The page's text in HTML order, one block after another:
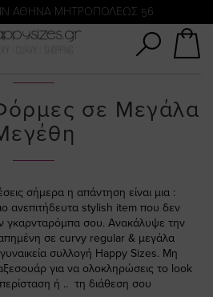
ΑΘΗΝΑ ΜΗΤΡΟΠΟΛΕΩΣ 56
σε Μεγάλα
σήμερα η απάντηση είναι μια :
ανεπιτήδευτα stylish item που δεν
γκαρνταρόμπα σου. Ανακάλυψε την
σε curvy regular & μεγάλα
συλλογή Happy Sizes. Μη
για να ολοκληρώσεις το look
ή .. τη διάθεση σου